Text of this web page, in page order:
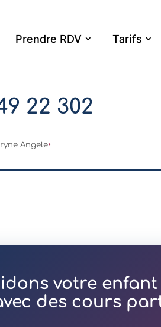
Prendre RDV Tarifs
22 302
Angele
votre
des cours